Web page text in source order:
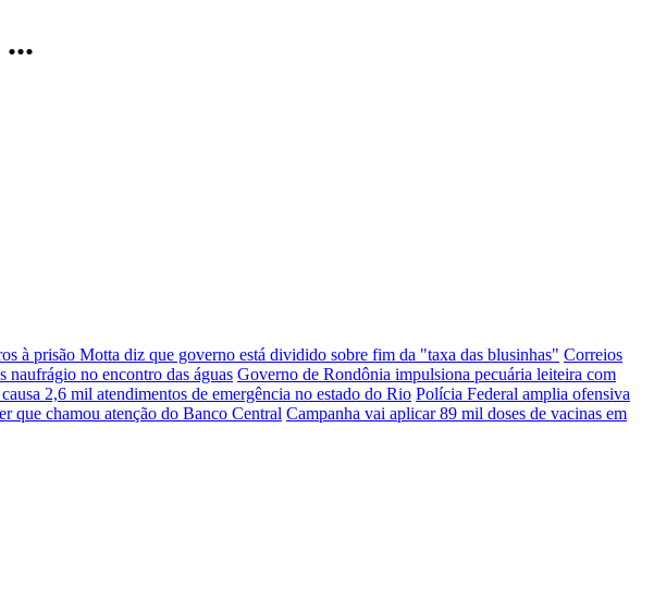
à prisão Motta diz que governo está dividido sobre fim da "taxa das blusinhas" Correios
naufrágio no encontro das águas Governo de Rondônia impulsiona pecuária leiteira com
2,6 mil atendimentos de emergência no estado do Rio Polícia Federal amplia ofensiva
que chamou atenção do Banco Central Campanha vai aplicar 89 mil doses de vacinas em